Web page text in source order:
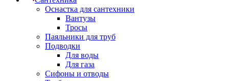
Оснастка для сантехники
Вантузы
Тросы
Паяльники для труб
Подводки
Для воды
Для газа
Сифоны и отводы